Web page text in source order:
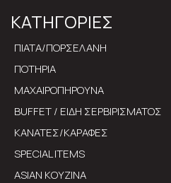
ΚΑΤΗΓΟΡΙΕΣ
ΠΙΑΤΑ/ΠΟΡΣΕΛΑΝΗ
ΠΟΤΗΡΙΑ
ΜΑΧΑΙΡΟΠΗΡΟΥΝΑ
BUFFET / ΕΙΔΗ ΣΕΡΒΙΡΙΣΜΑΤΟΣ
ΚΑΝΑΤΕΣ/ΚΑΡΑΦΕΣ
SPECIAL ITEMS
ASIAN ΚΟΥΖΙΝΑ